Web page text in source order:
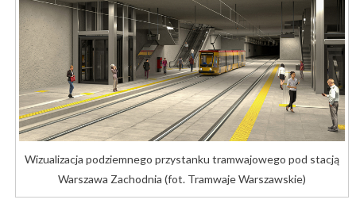
Wizualizacja podziemnego przystanku tramwajowego pod stacją
Warszawa Zachodnia (fot. Tramwaje Warszawskie)